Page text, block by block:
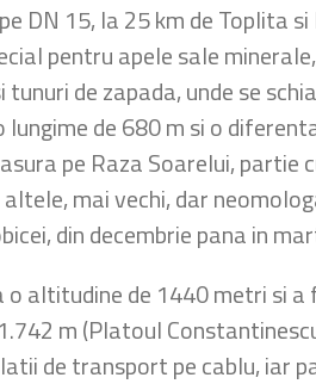
DN 15, la 25 km de Toplita
pentru apele sale
de zapada, unde se
de 680 m si o
pe Raza Soarelui,
mai vechi, dar
din decembrie pana in
o altitudine de 1440 metri si
m (Platoul
de transport pe cablu, iar